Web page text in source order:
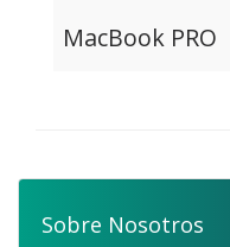
MacBook PRO
Sobre Nosotros